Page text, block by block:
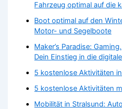
Fahrzeug optimal auf die
Boot optimal auf den
Motor- und Segelboote
Maker’s Paradise:
Dein Einstieg in die
5 kostenlose Aktivitäten
5 kostenlose Aktivitäten
Mobilität in Stralsund: